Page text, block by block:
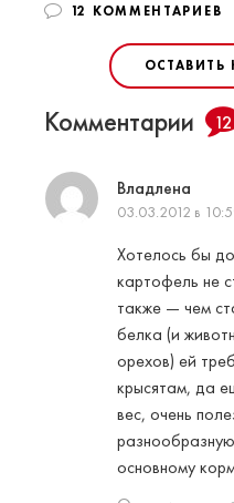
12 КОММЕНТАРИЕВ
ОСТАВИТЬ
Комментарии 12
Владлена
03.03.2012 в
Хотелось бы
картофель не
также — чем
белка (и
орехов) ей
крысятам, да
вес, очень
основному